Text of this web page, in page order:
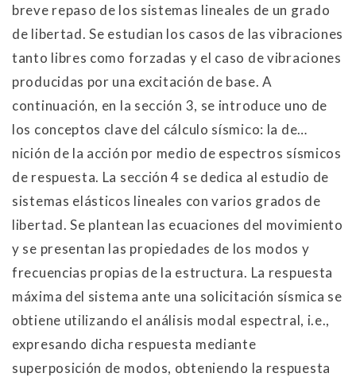
breve repaso de los sistemas lineales de un grado
de libertad. Se estudian los casos de las vibraciones
tanto libres como forzadas y el caso de vibraciones
producidas por una excitación de base. A
continuación, en la sección 3, se introduce uno de
los conceptos clave del cálculo sísmico: la de…
nición de la acción por medio de espectros sísmicos
de respuesta. La sección 4 se dedica al estudio de
sistemas elásticos lineales con varios grados de
libertad. Se plantean las ecuaciones del movimiento
y se presentan las propiedades de los modos y
frecuencias propias de la estructura. La respuesta
máxima del sistema ante una solicitación sísmica se
obtiene utilizando el análisis modal espectral, i.e.,
expresando dicha respuesta mediante
superposición de modos, obteniendo la respuesta